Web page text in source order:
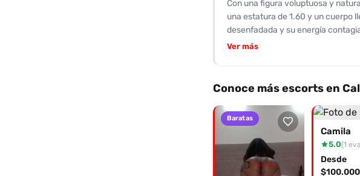
Con una figura voluptuosa y
una estatura de 1.60 y un cuerpo
desenfadada y su energía
su manera de complacer en todos
la seducción. Las reseñas son
una experiencia única y
¡Sofía te espera para llevarte a
Ver más
Conoce más escorts en
Baratas
Camila
5.0(1
Desde